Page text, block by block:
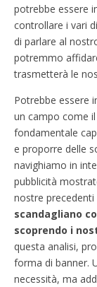
potrebbe essere
controllare i vari
di parlare al
potremmo
trasmetterà le
Potrebbe essere
un campo come il
fondamentale
e proporre delle
navighiamo in
pubblicità
nostre precedenti
scandagliano
scoprendo i
questa analisi,
forma di banner.
necessità, ma